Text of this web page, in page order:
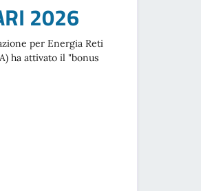
2026
per Energia Reti
ha attivato il "bonus